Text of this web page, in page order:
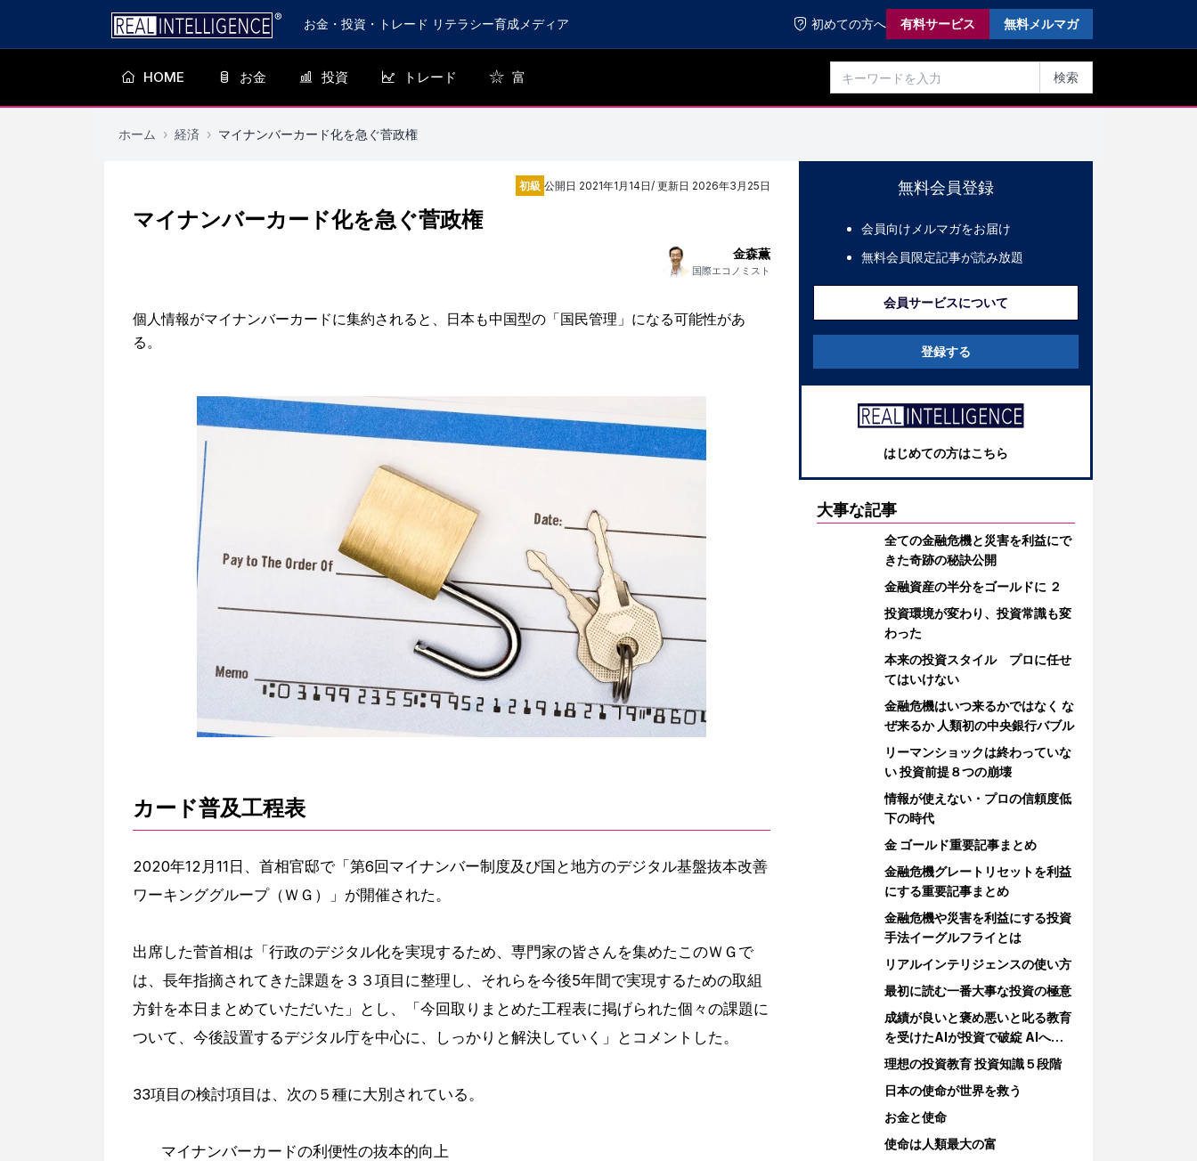
お金・投資・トレード リテラシー育成メディア 初めての方へ 有料サービス 無料メルマガ
HOME お金 投資 トレード 富 検索
ホーム › 経済 › マイナンバーカード化を急ぐ菅政権
初級 公開日 2021年1月14日/ 更新日 2026年3月25日
マイナンバーカード化を急ぐ菅政権
金森薫
国際エコノミスト
個人情報がマイナンバーカードに集約されると、日本も中国型の「国民管理」になる可能性があ
る。
カード普及工程表
2020年12月11日、首相官邸で「第6回マイナンバー制度及び国と地方のデジタル基盤抜本改善
ワーキンググループ（ＷＧ）」が開催された。
出席した菅首相は「行政のデジタル化を実現するため、専門家の皆さんを集めたこのＷＧで
は、長年指摘されてきた課題を３３項目に整理し、それらを今後5年間で実現するための取組
方針を本日まとめていただいた」とし、「今回取りまとめた工程表に掲げられた個々の課題に
ついて、今後設置するデジタル庁を中心に、しっかりと解決していく」とコメントした。
33項目の検討項目は、次の５種に大別されている。
マイナンバーカードの利便性の抜本的向上
無料会員登録
会員向けメルマガをお届け
無料会員限定記事が読み放題
会員サービスについて
登録する
はじめての方はこちら
大事な記事
全ての金融危機と災害を利益にで
きた奇跡の秘訣公開
金融資産の半分をゴールドに ２
投資環境が変わり、投資常識も変
わった
本来の投資スタイル プロに任せ
てはいけない
金融危機はいつ来るかではなく な
ぜ来るか 人類初の中央銀行バブル
リーマンショックは終わっていな
い 投資前提８つの崩壊
情報が使えない・プロの信頼度低
下の時代
金 ゴールド重要記事まとめ
金融危機グレートリセットを利益
にする重要記事まとめ
金融危機や災害を利益にする投資
手法イーグルフライとは
リアルインテリジェンスの使い方
最初に読む一番大事な投資の極意
成績が良いと褒め悪いと叱る教育
を受けたAIが投資で破綻 AIへの
教育
理想の投資教育 投資知識５段階
日本の使命が世界を救う
お金と使命
使命は人類最大の富